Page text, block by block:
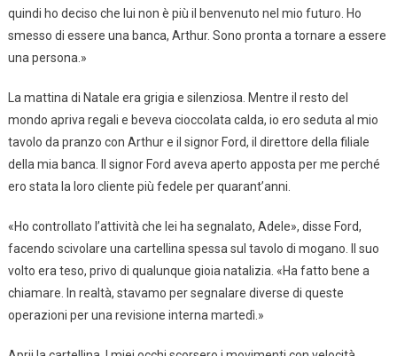
quindi ho deciso che lui non è più il benvenuto nel mio futuro. Ho
smesso di essere una banca, Arthur. Sono pronta a tornare a essere
una persona.»
La mattina di Natale era grigia e silenziosa. Mentre il resto del
mondo apriva regali e beveva cioccolata calda, io ero seduta al mio
tavolo da pranzo con Arthur e il signor Ford, il direttore della filiale
della mia banca. Il signor Ford aveva aperto apposta per me perché
ero stata la loro cliente più fedele per quarant’anni.
«Ho controllato l’attività che lei ha segnalato, Adele», disse Ford,
facendo scivolare una cartellina spessa sul tavolo di mogano. Il suo
volto era teso, privo di qualunque gioia natalizia. «Ha fatto bene a
chiamare. In realtà, stavamo per segnalare diverse di queste
operazioni per una revisione interna martedì.»